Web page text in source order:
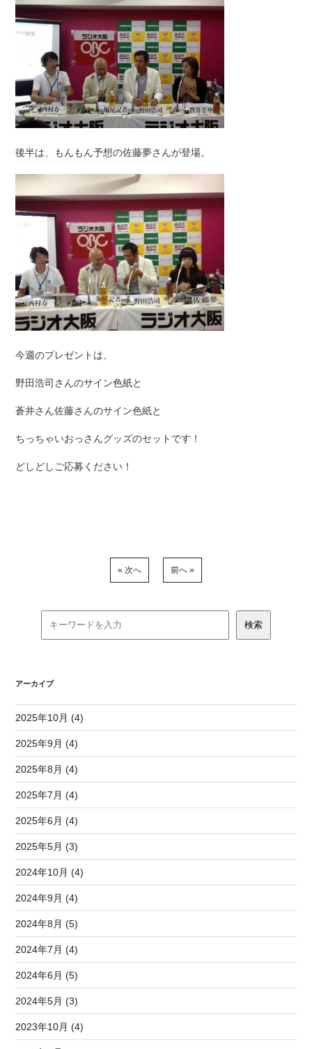
後半は、もんもん予想の佐藤夢さんが登場。
今週のプレゼントは、
野田浩司さんのサイン色紙と
蒼井さん佐藤さんのサイン色紙と
ちっちゃいおっさんグッズのセットです！
どしどしご応募ください！
« 次へ 前へ »
アーカイブ
2025年10月 (4)
2025年9月 (4)
2025年8月 (4)
2025年7月 (4)
2025年6月 (4)
2025年5月 (3)
2024年10月 (4)
2024年9月 (4)
2024年8月 (5)
2024年7月 (4)
2024年6月 (5)
2024年5月 (3)
2023年10月 (4)